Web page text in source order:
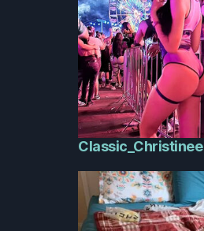
Classic_Christinee